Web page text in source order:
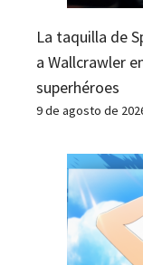
La taquilla de
a Wallcrawler
superhéroes
9 de agosto de